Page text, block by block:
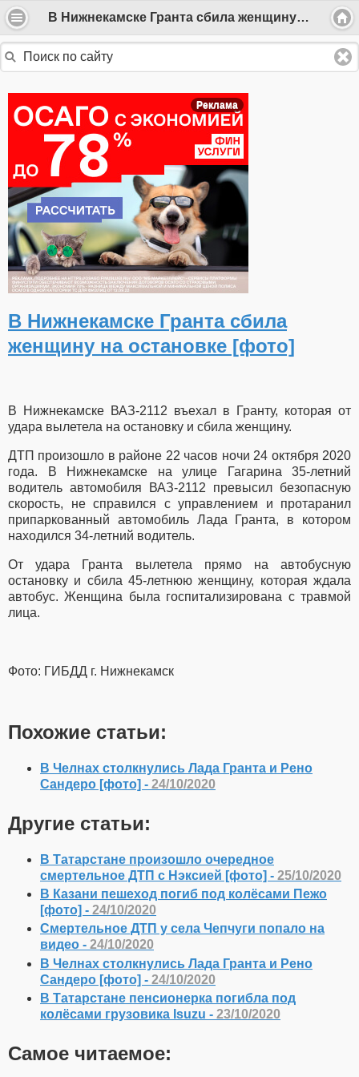
В Нижнекамске Гранта сбила женщину на остановке [фото]
Реклама
В Нижнекамске Гранта сбила
женщину на остановке [фото]
В Нижнекамске ВАЗ-2112 въехал в Гранту, которая от
удара вылетела на остановку и сбила женщину.
ДТП произошло в районе 22 часов ночи 24 октября 2020
года. В Нижнекамске на улице Гагарина 35-летний
водитель автомобиля ВАЗ-2112 превысил безопасную
скорость, не справился с управлением и протаранил
припаркованный автомобиль Лада Гранта, в котором
находился 34-летний водитель.
От удара Гранта вылетела прямо на автобусную
остановку и сбила 45-летнюю женщину, которая ждала
автобус. Женщина была госпитализирована с травмой
лица.
Фото: ГИБДД г. Нижнекамск
Похожие статьи:
В Челнах столкнулись Лада Гранта и Рено
Сандеро [фото] - 24/10/2020
Другие статьи:
В Татарстане произошло очередное
смертельное ДТП с Нэксией [фото] - 25/10/2020
В Казани пешеход погиб под колёсами Пежо
[фото] - 24/10/2020
Смертельное ДТП у села Чепчуги попало на
видео - 24/10/2020
В Челнах столкнулись Лада Гранта и Рено
Сандеро [фото] - 24/10/2020
В Татарстане пенсионерка погибла под
колёсами грузовика Isuzu - 23/10/2020
Самое читаемое: